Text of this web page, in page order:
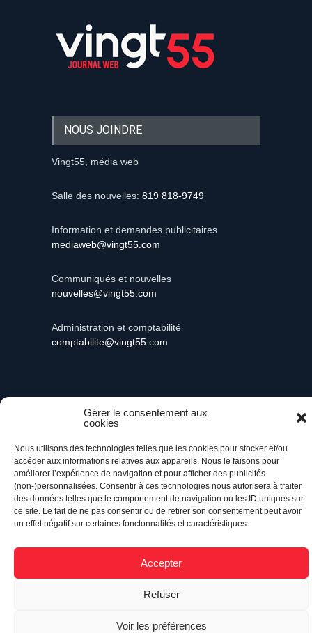
Gérer le consentement aux
cookies
Nous utilisons des technologies telles que les cookies pour stocker et/ou
accéder aux informations relatives aux appareils. Nous le faisons pour
améliorer l’expérience de navigation et pour afficher des publicités
(non-)personnalisées. Consentir à ces technologies nous autorisera à traiter
des données telles que le comportement de navigation ou les ID uniques sur
ce site. Le fait de ne pas consentir ou de retirer son consentement peut avoir
un effet négatif sur certaines fonctonnalités et caractéristiques.
Accepter
Refuser
Voir les préférences
NOUS JOINDRE
Vingt55, média web
Salle des nouvelles: 819 818-9749
Information et demandes publicitaires
mediaweb@vingt55.com
Communiqués et nouvelles
nouvelles@vingt55.com
Administration et comptabilité
comptabilite@vingt55.com
Vingt55©Propulsé par Versom VR- Tous droits
réservés.
Retour à l’accueil